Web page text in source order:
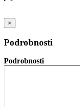
×
Podrobnosti
Podrobnosti